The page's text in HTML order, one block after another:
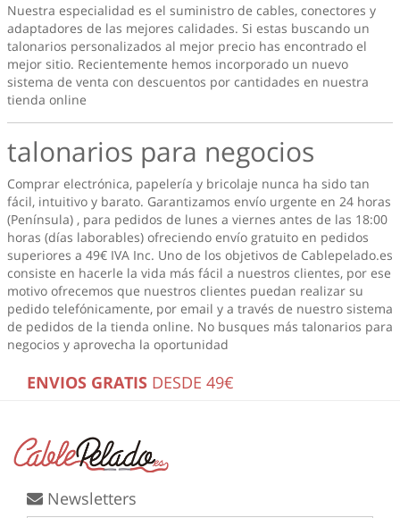
Nuestra especialidad es el suministro de cables, conectores y
adaptadores de las mejores calidades. Si estas buscando un
talonarios personalizados al mejor precio has encontrado el
mejor sitio. Recientemente hemos incorporado un nuevo
sistema de venta con descuentos por cantidades en nuestra
tienda online
talonarios para negocios
Comprar electrónica, papelería y bricolaje nunca ha sido tan
fácil, intuitivo y barato. Garantizamos envío urgente en 24 horas
(Península) , para pedidos de lunes a viernes antes de las 18:00
horas (días laborables) ofreciendo envío gratuito en pedidos
superiores a 49€ IVA Inc. Uno de los objetivos de Cablepelado.es
consiste en hacerle la vida más fácil a nuestros clientes, por ese
motivo ofrecemos que nuestros clientes puedan realizar su
pedido telefónicamente, por email y a través de nuestro sistema
de pedidos de la tienda online. No busques más talonarios para
negocios y aprovecha la oportunidad
ENVIOS GRATIS DESDE 49€
Newsletters